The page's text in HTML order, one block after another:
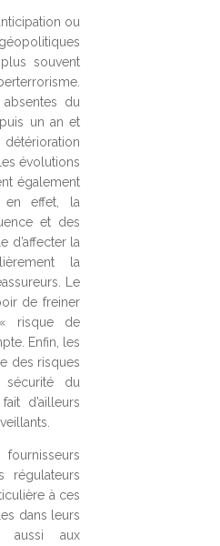
ou
souvent
du
un an et
évolutions
également
en effet, la
et des
d’affecter la
la
Le
de freiner
risque de
Enfin, les
des risques
sécurité du
d’ailleurs
fournisseurs
régulateurs
à ces
dans leurs
aussi aux